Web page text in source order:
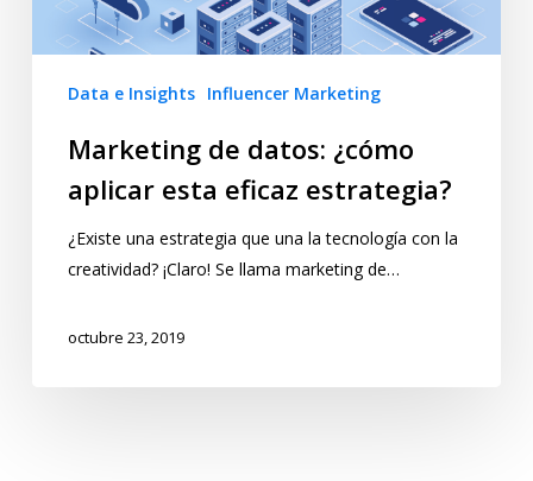
Data e Insights Influencer Marketing
Marketing de datos: ¿cómo
aplicar esta eficaz estrategia?
¿Existe una estrategia que una la tecnología con la
creatividad? ¡Claro! Se llama marketing de…
octubre 23, 2019